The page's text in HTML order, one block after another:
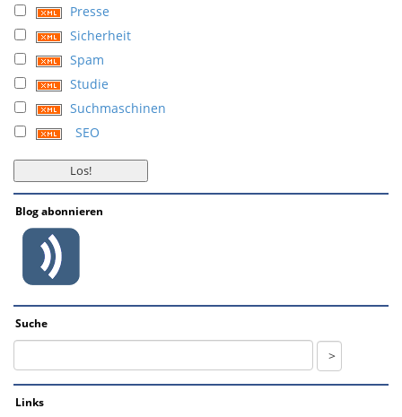
Presse
Sicherheit
Spam
Studie
Suchmaschinen
SEO
Blog abonnieren
Suche
Links